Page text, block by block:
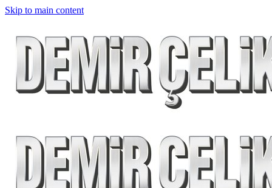
Skip to main content